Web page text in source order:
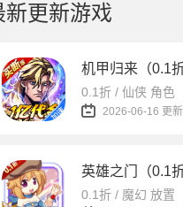
新更新游戏
机甲归来（0.1
0.1折 / 仙侠 角色
2026-06-16 更新
英雄之门（0.1
0.1折 / 魔幻 放置